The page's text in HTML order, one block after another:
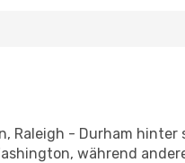
Raleigh - Durham hinter
während